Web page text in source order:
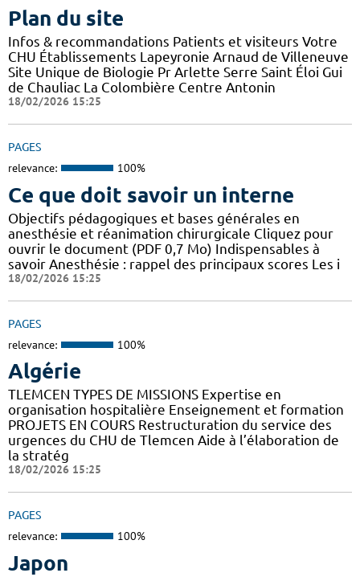
Plan du site
Infos & recommandations Patients et visiteurs Votre
CHU Établissements Lapeyronie Arnaud de Villeneuve
Site Unique de Biologie Pr Arlette Serre Saint Éloi Gui
de Chauliac La Colombière Centre Antonin
18/02/2026 15:25
PAGES
relevance: 100%
Ce que doit savoir un interne
Objectifs pédagogiques et bases générales en
anesthésie et réanimation chirurgicale Cliquez pour
ouvrir le document (PDF 0,7 Mo) Indispensables à
savoir Anesthésie : rappel des principaux scores Les i
18/02/2026 15:25
PAGES
relevance: 100%
Algérie
TLEMCEN TYPES DE MISSIONS Expertise en
organisation hospitalière Enseignement et formation
PROJETS EN COURS Restructuration du service des
urgences du CHU de Tlemcen Aide à l’élaboration de
la stratég
18/02/2026 15:25
PAGES
relevance: 100%
Japon